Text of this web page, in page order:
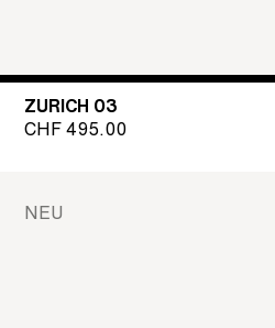
ZURICH 03
CHF495.00
NEU